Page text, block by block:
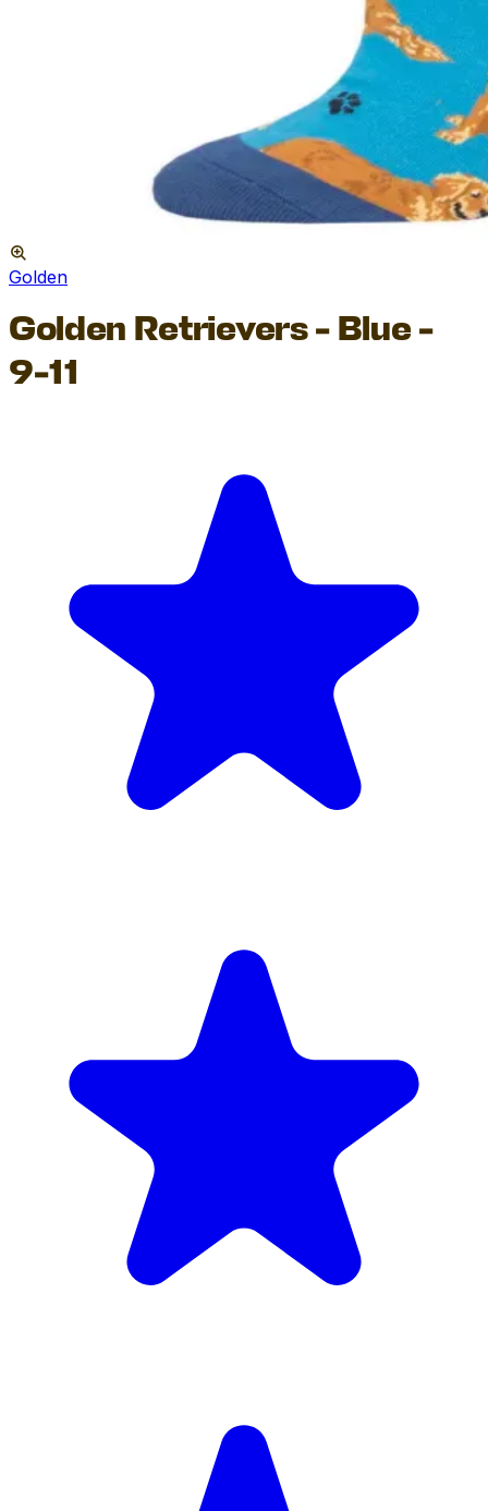
Golden
Golden Retrievers - Blue -
9-11